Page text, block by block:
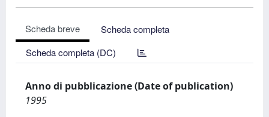
Scheda breve
Scheda completa
Scheda completa (DC)
Anno di pubblicazione (Date of publication)
1995